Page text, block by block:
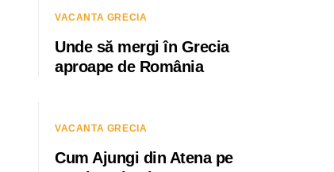
VACANTA GRECIA
Unde să mergi în Grecia
aproape de România
VACANTA GRECIA
Cum Ajungi din Atena pe